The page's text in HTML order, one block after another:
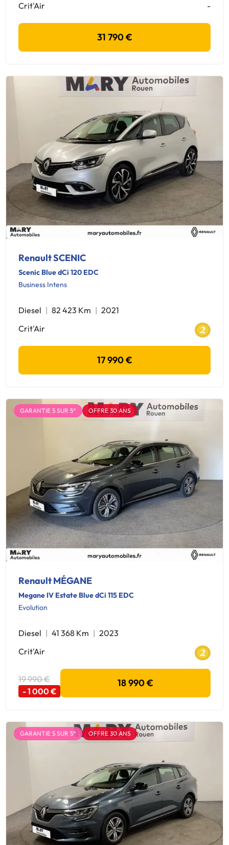
Crit'Air
-
31 790 €
Renault SCENIC
Scenic Blue dCi 120 EDC
Business Intens
Diesel 82 423 Km
2021
Crit'Air
17 990 €
GARANTIE 5 SUR 5* OFFRE 30 ANS
Renault MÉGANE
Megane IV Estate Blue dCi 115 EDC
Evolution
Diesel 41 368 Km
2023
Crit'Air
19 990 €
- 1 000 €
18 990 €
GARANTIE 5 SUR 5* OFFRE 30 ANS